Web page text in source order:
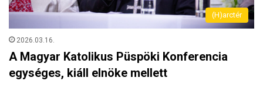
(H)arctér
2026.03.16.
A Magyar Katolikus Püspöki Konferencia
egységes, kiáll elnöke mellett